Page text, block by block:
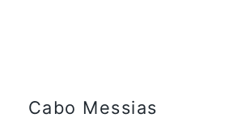
Cabo Messias